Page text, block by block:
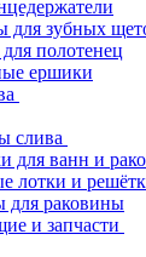
для зубных
полотенец
ершики
слива
для ванн и
лотки и
раковины
и запчасти